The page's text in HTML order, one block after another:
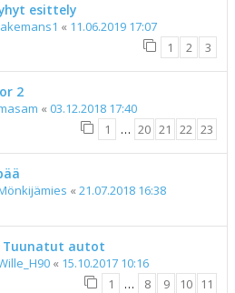
esittely
« 11.06.2019 17:07
1 2 3
2
« 03.12.2018 17:40
1 … 20 21 22 23
« 21.07.2018 16:38
Tuunatut autot
« 15.10.2017 10:16
1 … 8 9 10 11